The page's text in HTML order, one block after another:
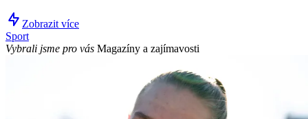
Zobrazit více
Sport
Vybrali jsme pro vás Magazíny a zajímavosti